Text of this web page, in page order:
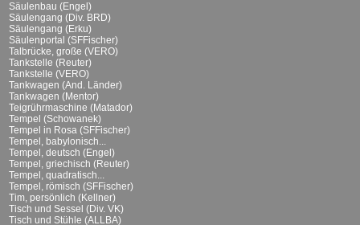
Säulenbau (Engel)
Säulengang (Div. BRD)
Säulengang (Erku)
Säulenportal (SFFischer)
Talbrücke, große (VERO)
Tankstelle (Reuter)
Tankstelle (VERO)
Tankwagen (And. Länder)
Tankwagen (Mentor)
Teigrührmaschine (Matador)
Tempel (Schowanek)
Tempel in Rosa (SFFischer)
Tempel, babylonisch...
Tempel, deutsch (Engel)
Tempel, griechisch (Reuter)
Tempel, quadratisch...
Tempel, römisch (SFFischer)
Tim, persönlich (Kellner)
Tisch und Sessel (Div. VK)
Tisch und Stühle (ALLBA)